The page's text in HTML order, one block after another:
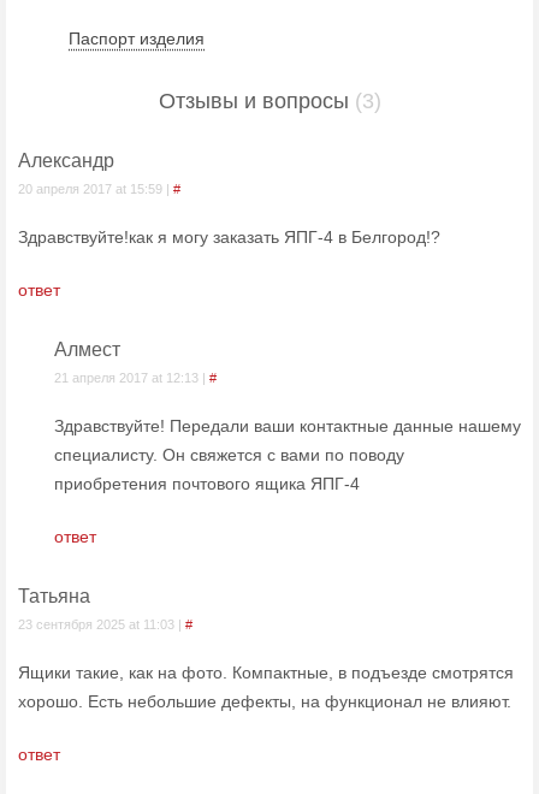
Паспорт изделия
Отзывы и вопросы (3)
Александр
20 апреля 2017 at 15:59 | #
Здравствуйте!как я могу заказать ЯПГ-4 в Белгород!?
ответ
Алмест
21 апреля 2017 at 12:13 | #
Здравствуйте! Передали ваши контактные данные нашему
специалисту. Он свяжется с вами по поводу
приобретения почтового ящика ЯПГ-4
ответ
Татьяна
23 сентября 2025 at 11:03 | #
Ящики такие, как на фото. Компактные, в подъезде смотрятся
хорошо. Есть небольшие дефекты, на функционал не влияют.
ответ